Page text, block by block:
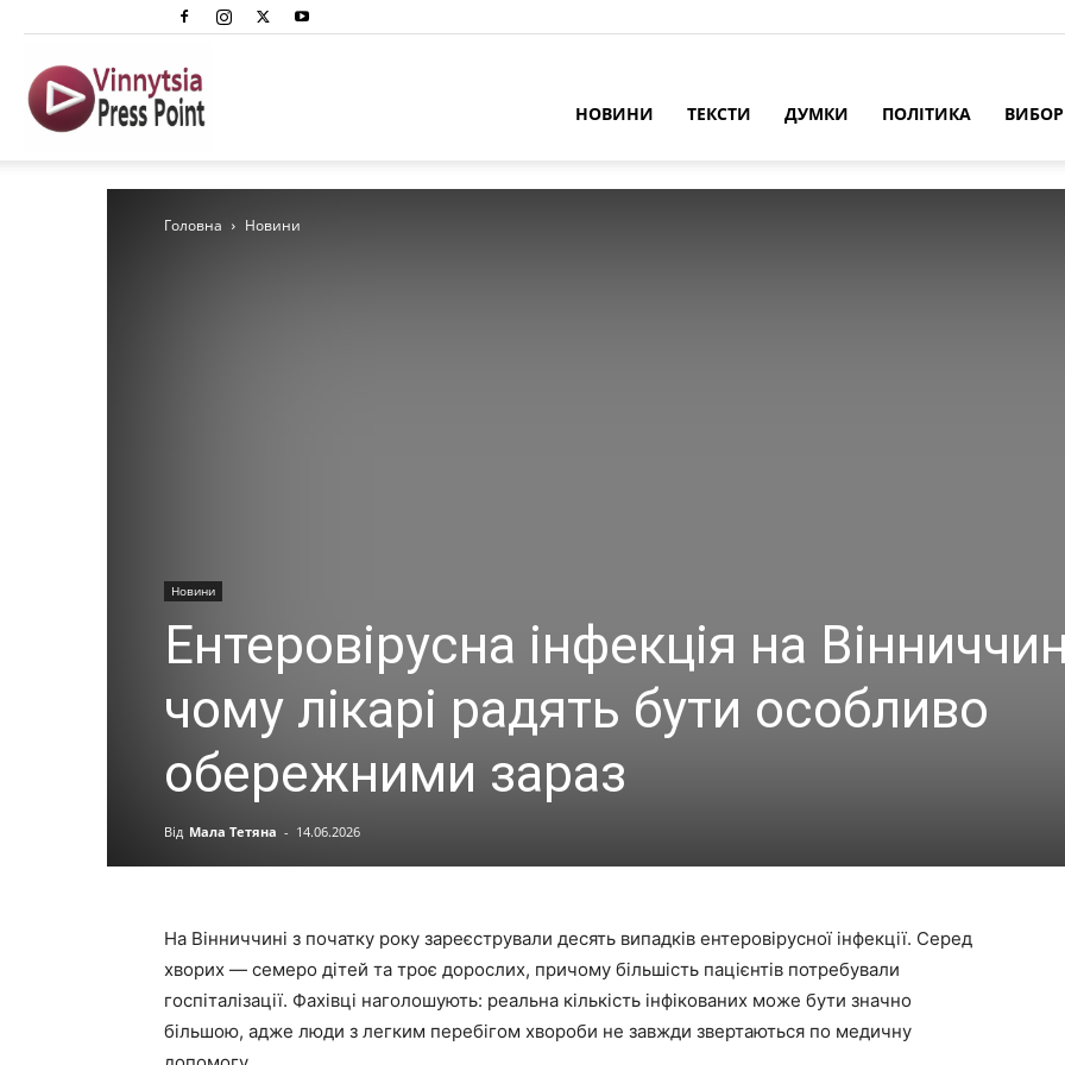
Преспоінт
НОВИНИ ТЕКСТИ ДУМКИ ПОЛІТИКА
Головна Новини
Новини
Ентеровірусна інфекція на
чому лікарі радять бути особливо
обережними зараз
Від Мала Тетяна - 14.06.2026
На Вінниччині з початку року зареєстрували десять випадків ентеровірусної інфекції. Серед
хворих — семеро дітей та троє дорослих, причому більшість пацієнтів потребували
госпіталізації. Фахівці наголошують: реальна кількість інфікованих може бути значно
більшою, адже люди з легким перебігом хвороби не завжди звертаються по медичну